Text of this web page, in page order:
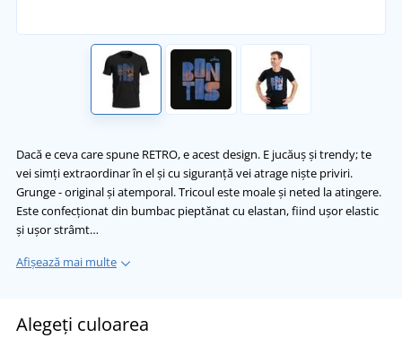
Dacă e ceva care spune RETRO, e acest design. E jucăuș și trendy; te
vei simți extraordinar în el și cu siguranță vei atrage niște priviri.
Grunge - original și atemporal. Tricoul este moale și neted la atingere.
Este confecționat din bumbac pieptănat cu elastan, fiind ușor elastic
și ușor strâmt…
Afișează mai multe
Alegeți culoarea